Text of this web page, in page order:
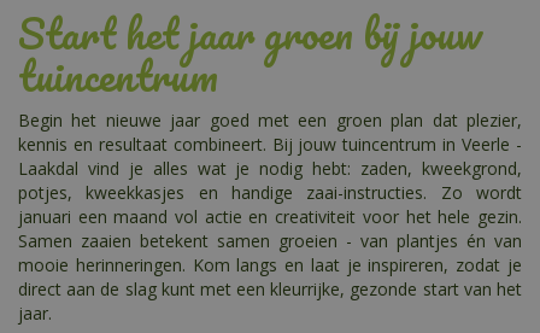
Start het jaar groen bij jouw
tuincentrum
Begin het nieuwe jaar goed met een groen plan dat plezier,
kennis en resultaat combineert. Bij jouw tuincentrum in Veerle -
Laakdal vind je alles wat je nodig hebt: zaden, kweekgrond,
potjes, kweekkasjes en handige zaai-instructies. Zo wordt
januari een maand vol actie en creativiteit voor het hele gezin.
Samen zaaien betekent samen groeien - van plantjes én van
mooie herinneringen. Kom langs en laat je inspireren, zodat je
direct aan de slag kunt met een kleurrijke, gezonde start van het
jaar.